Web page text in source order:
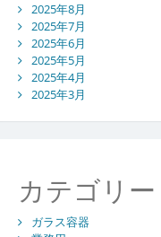
2025年8月
2025年7月
2025年6月
2025年5月
2025年4月
2025年3月
カテゴリー
ガラス容器